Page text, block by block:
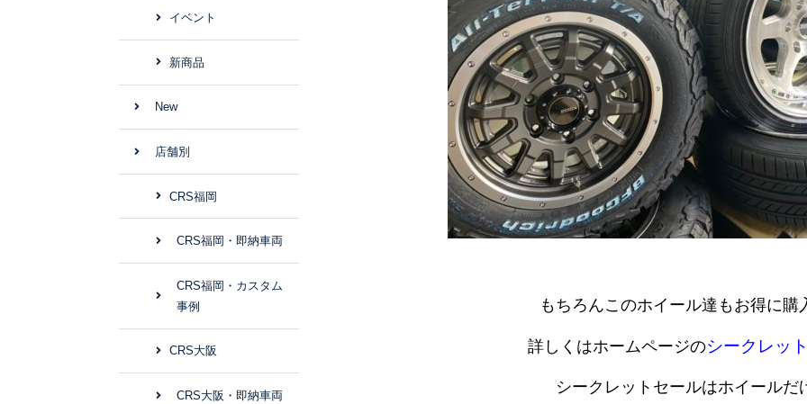
もちろんこのホイール達もお得に購
詳しくはホームページのシークレッ
シークレットセールはホイールだ
イベント
新商品
New
店舗別
CRS福岡
CRS福岡・即納車両
CRS福岡・カスタム
事例
CRS大阪
CRS大阪・即納車両